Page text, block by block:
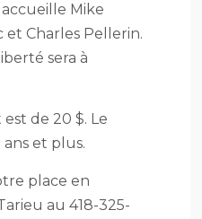
Mike
et Charles Pellerin.
sera à
de 20 $. Le
et plus.
place en
au 418-325-